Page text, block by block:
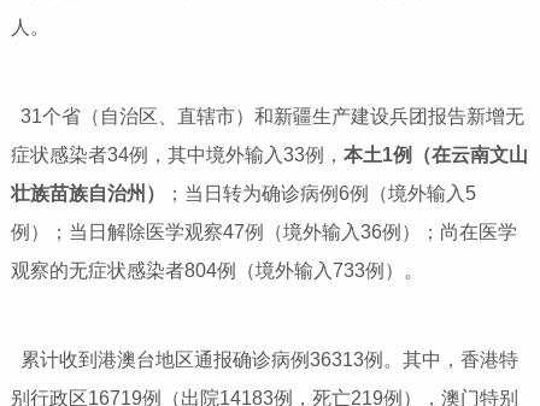
人。
31个省（自治区、直辖市）和新疆生产建设兵团报告新增无
症状感染者34例，其中境外输入33例， 本土1例（在云南文山
壮族苗族自治州）
；当日转为确诊病例6例（境外输入 5
例）；当日解除医学观察47例（境外输入36例）；尚在医学
观察的无症状感染者804例（境外输入733例）。
累计收到港澳台地区通报确诊病例36313例。其中，香港特
别行政区16719例（出院14183例，死亡219例），澳门特别